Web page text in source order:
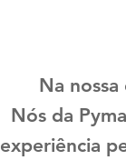
Na
Nós da
experiência